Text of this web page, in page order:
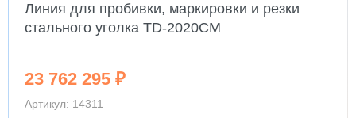
Линия для пробивки, маркировки и резки
стального уголка TD-2020CM
23 762 295 ₽
Артикул: 14311